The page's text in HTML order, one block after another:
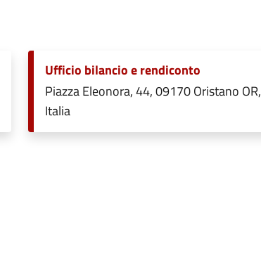
Ufficio bilancio e rendiconto
Piazza Eleonora, 44, 09170 Oristano OR,
Italia